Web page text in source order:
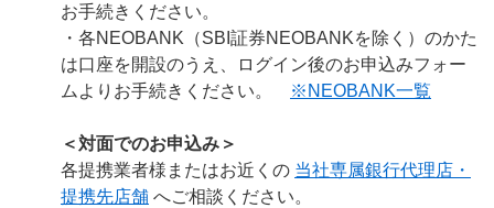
お手続きください。
・各NEOBANK（SBI証券NEOBANKを除く）のかた
は口座を開設のうえ、ログイン後のお申込みフォー
ムよりお手続きください。
※NEOBANK一覧
＜対面でのお申込み＞
各提携業者様またはお近くの 当社専属銀行代理店・
提携先店舗 へご相談ください。